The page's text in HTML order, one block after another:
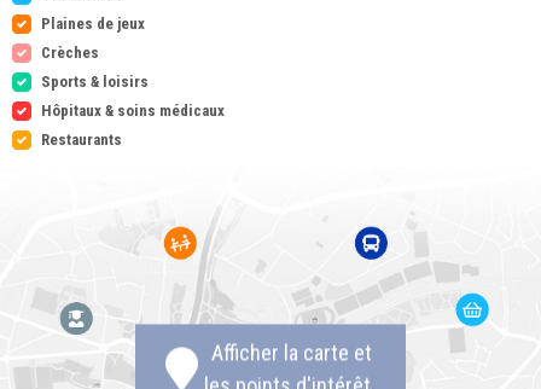
Plaines de jeux
Crèches
Sports & loisirs
Hôpitaux & soins médicaux
Restaurants
Afficher la carte et